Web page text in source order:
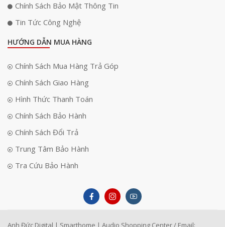
Chính Sách Bảo Mật Thông Tin
Tin Tức Công Nghệ
HƯỚNG DẪN MUA HÀNG
Chính Sách Mua Hàng Trả Góp
Chính Sách Giao Hàng
Hình Thức Thanh Toán
Chính Sách Bảo Hành
Chính Sách Đổi Trả
Trung Tâm Bảo Hành
Tra Cứu Bảo Hành
Anh Đức Digital | Smarthome | Audio Shopping Center / Email: